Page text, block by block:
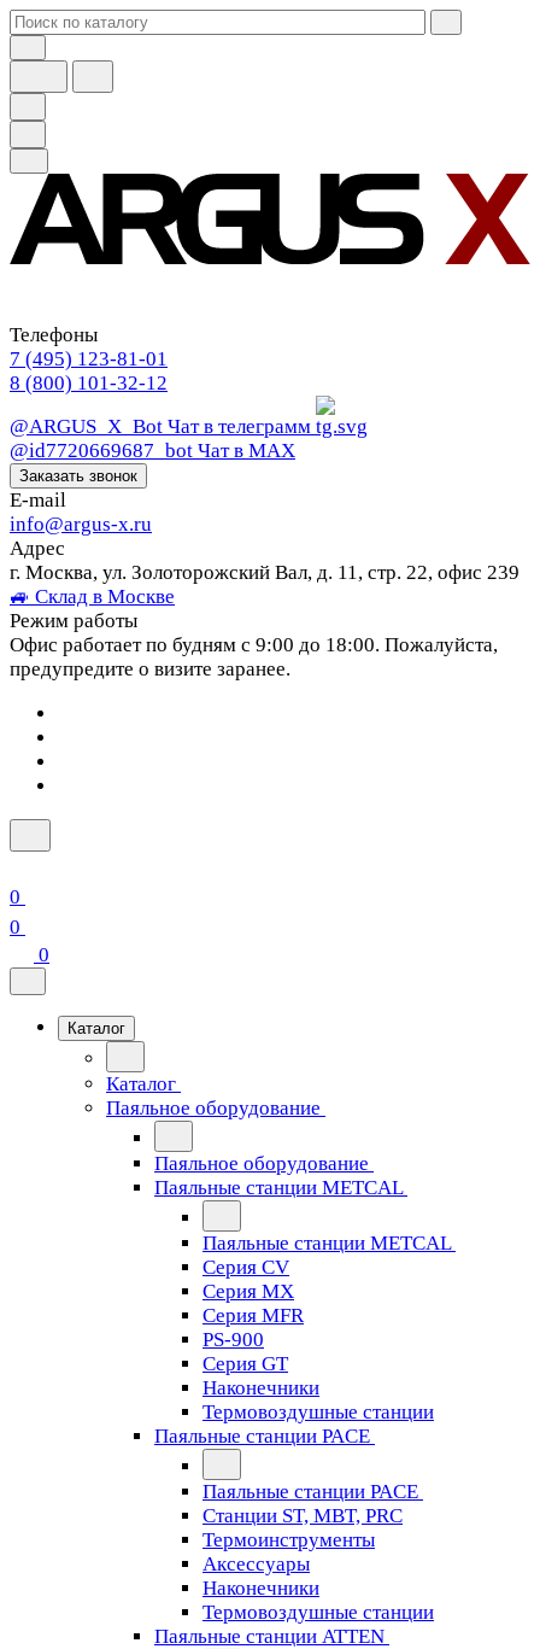
Телефоны
7 (495) 123-81-01
8 (800) 101-32-12
@ARGUS_X_Bot Чат в телеграмм
@id7720669687_bot Чат в МАХ
Заказать звонок
E-mail
info@argus-x.ru
Адрес
г. Москва, ул. Золоторожский Вал, д. 11, стр. 22, офис 239
🚙 Склад в Москве
Режим работы
Офис работает по будням с 9:00 до 18:00. Пожалуйста,
предупредите о визите заранее.
0
0
0
Каталог
Каталог
Паяльное оборудование
Паяльное оборудование
Паяльные станции METCAL
Паяльные станции METCAL
Серия CV
Серия MX
Серия MFR
PS-900
Серия GT
Наконечники
Термовоздушные станции
Паяльные станции PACE
Паяльные станции PACE
Станции ST, MBT, PRC
Термоинструменты
Аксессуары
Наконечники
Термовоздушные станции
Паяльные станции ATTEN